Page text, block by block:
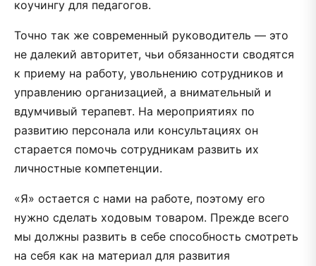
коучингу для педагогов.
Точно так же современный руководитель — это
не далекий авторитет, чьи обязанности сводятся
к приему на работу, увольнению сотрудников и
управлению организацией, а внимательный и
вдумчивый терапевт. На мероприятиях по
развитию персонала или консультациях он
старается помочь сотрудникам развить их
личностные компетенции.
«Я» остается с нами на работе, поэтому его
нужно сделать ходовым товаром. Прежде всего
мы должны развить в себе способность смотреть
на себя как на материал для развития